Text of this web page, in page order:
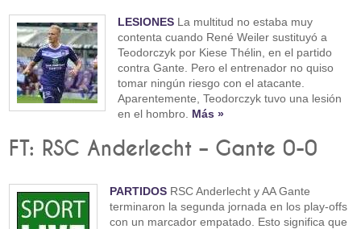
LESIONES La multitud no estaba muy
contenta cuando René Weiler sustituyó a
Teodorczyk por Kiese Thélin, en el partido
contra Gante. Pero el entrenador no quiso
tomar ningún riesgo con el atacante.
Aparentemente, Teodorczyk tuvo una lesión
en el hombro. Más »
FT: RSC Anderlecht – Gante 0-0
PARTIDOS RSC Anderlecht y AA Gante
terminaron la segunda jornada en los play-offs
con un marcador empatado. Esto significa que